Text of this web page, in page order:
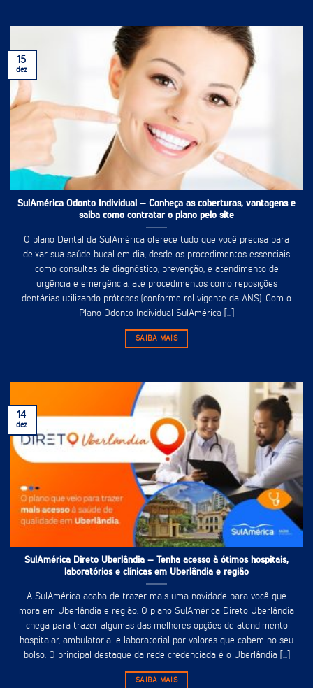
SulAmérica Odonto Individual – Conheça as coberturas, vantagens e
saiba como contratar o plano pelo site
O plano Dental da SulAmérica oferece tudo que você precisa para
deixar sua saúde bucal em dia, desde os procedimentos essenciais
como consultas de diagnóstico, prevenção, e atendimento de
urgência e emergência, até procedimentos como reposições
dentárias utilizando próteses (conforme rol vigente da ANS). Com o
Plano Odonto Individual SulAmérica [...]
SAIBA MAIS
15
dez
SulAmérica Direto Uberlândia – Tenha acesso à ótimos hospitais,
laboratórios e clínicas em Uberlândia e região
A SulAmérica acaba de trazer mais uma novidade para você que
mora em Uberlândia e região. O plano SulAmérica Direto Uberlândia
chega para trazer algumas das melhores opções de atendimento
hospitalar, ambulatorial e laboratorial por valores que cabem no seu
bolso. O principal destaque da rede credenciada é o Uberlândia [...]
SAIBA MAIS
14
dez